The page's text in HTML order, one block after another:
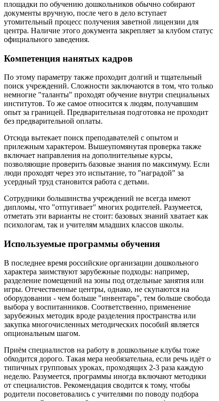
площадки по обучению дошкольников обычно собирают
документы вручную, после чего в дело вступает
утомительный процесс получения заветной лицензии для
центра. Наличие этого документа закрепляет за клубом статус
официального заведения.
Компетенция нанятых кадров
По этому параметру также проходит долгий и тщательный
поиск учреждений. Сложности заключаются в том, что только
немногие "таланты" проходят обучение внутри специальных
институтов. То же самое относится к людям, получавшим
опыт за границей. Предварительная подготовка не проходит
без предварительной оплаты.
Отсюда вытекает поиск преподавателей с опытом и
прилежным характером. Вышеупомянутая проверка также
включает направления на дополнительные курсы,
позволяющие проверить базовые знания по максимуму. Если
люди проходят через это испытание, то "наградой" за
усердный труд становится работа с детьми.
Сотрудники большинства учреждений не всегда имеют
дипломы, что "отпугивает" многих родителей. Разумеется,
отметать эти варианты не стоит: базовых знаний хватает как
психологам, так и учителям младших классов школы.
Используемые программы обучения
В последнее время российские организации дошкольного
характера заимствуют зарубежные подходы: например,
разделение помещений на зоны под отдельные занятия или
игры. Отечественные центры, однако, не скупаются на
оборудовании - чем больше "инвентарь", тем больше свобода
выбора у воспитанников. Соответственно, применение
зарубежных методик вроде разделения пространства или
закупка многочисленных методических пособий является
опциональным шагом.
Приём специалистов на работу в дошкольные клубы тоже
обходится дорого. Такая мера необязательна, если речь идёт о
типичных групповых уроках, проходящих 2-3 раза каждую
неделю. Разумеется, программы иногда включают методики
от специалистов. Рекомендация сводится к тому, чтобы
родители посоветовались с учителями по поводу подбора